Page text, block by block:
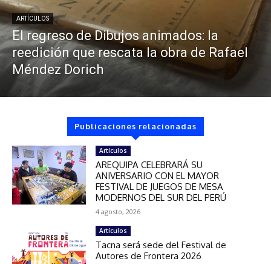
ARTÍCULOS
El regreso de Dibujos animados: la
reedición que rescata la obra de Rafael
Méndez Dorich
Publicaciones relacionadas
Artículos
AREQUIPA CELEBRARÁ SU
ANIVERSARIO CON EL MAYOR
FESTIVAL DE JUEGOS DE MESA
MODERNOS DEL SUR DEL PERÚ
4 agosto, 2026
Artículos
Tacna será sede del Festival de
Autores de Frontera 2026